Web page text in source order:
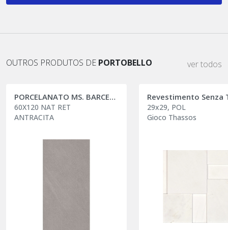
acabamento é super mate,minimizando o reflexo que distorce
Surfaces é pura cor com as vantagens técnicas do revestimento
cerâmico. Fácil instalação com o sistema Bel-Point de telagem.
Surfaces é a cor como matéria prima para a criatividade na
Arquitetura. Explore esse novo universo de cores e formatos.
OUTROS PRODUTOS DE PORTOBELLO ver todos
PORCELANATO MS. BARCELONA
60X120 NAT RET
ANTRACITA
29x29, POL
Gioco Thassos